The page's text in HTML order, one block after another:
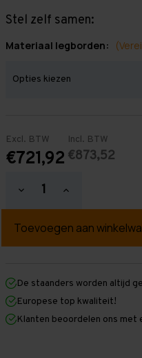
Stel zelf samen:
Materiaal legborden:
Excl. BTW
€721,92
Incl. BTW
€873,52
Hoeveelheid
verlagen
Grootvakstelling
mm
mm
x
400
mm
Hoeveelheid
verhogen
mm
mm
400
mm
De staanders worden altijd
Europese top kwaliteit!
Klanten beoordelen ons met